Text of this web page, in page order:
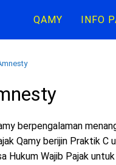
QAMY INFO
berpengalaman
Qamy berijin Praktik
Hukum Wajib Pajak